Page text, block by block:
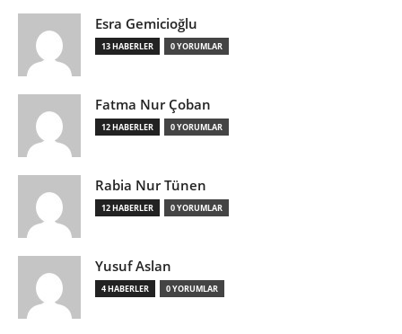
Esra Gemicioğlu
13 HABERLER 0 YORUMLAR
Fatma Nur Çoban
12 HABERLER 0 YORUMLAR
Rabia Nur Tünen
12 HABERLER 0 YORUMLAR
Yusuf Aslan
4 HABERLER 0 YORUMLAR